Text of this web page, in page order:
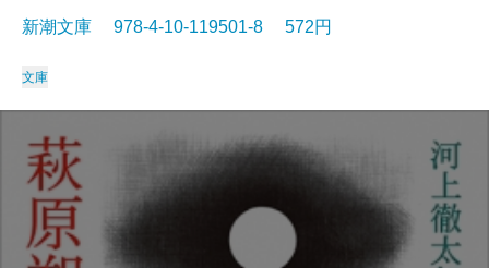
新潮文庫 978-4-10-119501-8 572円
文庫